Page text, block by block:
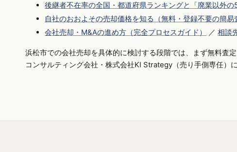
後継者不在率の全国・都道府県ランキングと「廃業以外の
自社のおおよその売却価格を知る（無料・登録不要の簡易
会社売却・M&Aの進め方（完全プロセスガイド）
／ 相談
浜松市での会社売却を具体的に検討する段階では、まず無料査
コンサルティング会社・株式会社KI Strategy（売り手側専任）に